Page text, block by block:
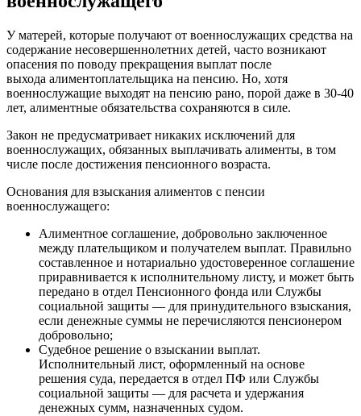
У матерей, которые получают от военнослужащих средства на
содержание несовершеннолетних детей, часто возникают
опасения по поводу прекращения выплат после
выхода алиментоплательщика на пенсию. Но, хотя
военнослужащие выходят на пенсию рано, порой даже в 30-40
лет, алиментные обязательства сохраняются в силе.
Закон не предусматривает никаких исключений для
военнослужащих, обязанных выплачивать алименты, в том
числе после достижения пенсионного возраста.
Основания для взыскания алиментов с пенсии
военнослужащего:
Алиментное соглашение, добровольно заключенное
между плательщиком и получателем выплат. Правильно
составленное и нотариально удостоверенное соглашение
приравнивается к исполнительному листу, и может быть
передано в отдел Пенсионного фонда или Службы
социальной защиты — для принудительного взыскания,
если денежные суммы не перечисляются пенсионером
добровольно;
Судебное решение о взыскании выплат.
Исполнительный лист, оформленный на основе
решения суда, передается в отдел ПФ или Службы
социальной защиты — для расчета и удержания
денежных сумм, назначенных судом.